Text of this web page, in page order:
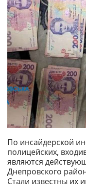
По инсайдерской
полицейских,
являются
Днепровского
Стали известны их